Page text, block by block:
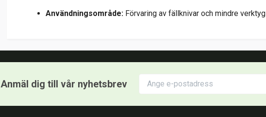
Användningsområde: Förvaring av fällknivar och mindre verktyg
Anmäl dig till vår nyhetsbrev